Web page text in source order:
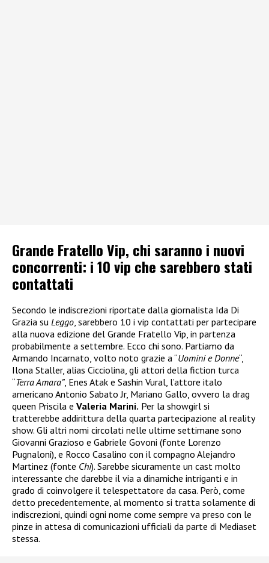
Grande Fratello Vip, chi saranno i nuovi
concorrenti: i 10 vip che sarebbero stati
contattati
Secondo le indiscrezioni riportate dalla giornalista Ida Di
Grazia su Leggo , sarebbero 10 i vip contattati per partecipare
alla nuova edizione del Grande Fratello Vip, in partenza
probabilmente a settembre. Ecco chi sono. Partiamo da
Armando Incarnato, volto noto grazie a “Uomini e Donne“,
Ilona Staller, alias Cicciolina, gli attori della fiction turca
“Terra Amara”, Enes Atak e Sashin Vural, l’attore italo
americano Antonio Sabato Jr, Mariano Gallo, ovvero la drag
queen Priscila e Valeria Marini. Per la showgirl si
tratterebbe addirittura della quarta partecipazione al reality
show. Gli altri nomi circolati nelle ultime settimane sono
Giovanni Grazioso e Gabriele Govoni (fonte Lorenzo
Pugnaloni), e Rocco Casalino con il compagno Alejandro
Martinez (fonte Chi). Sarebbe sicuramente un cast molto
interessante che darebbe il via a dinamiche intriganti e in
grado di coinvolgere il telespettatore da casa. Però, come
detto precedentemente, al momento si tratta solamente di
indiscrezioni, quindi ogni nome come sempre va preso con le
pinze in attesa di comunicazioni ufficiali da parte di Mediaset
stessa.